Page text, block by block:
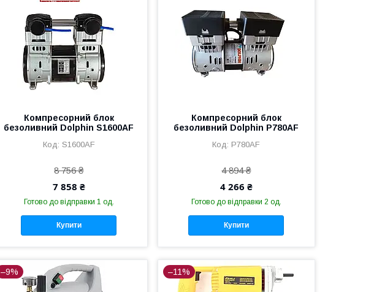
Компресорний блок
безоливний Dolphin S1600AF
S1600AF
8 756 ₴
7 858 ₴
Готово до відправки 1 од.
Купити
Компресорний блок
безоливний Dolphin P780AF
P780AF
4 894 ₴
4 266 ₴
Готово до відправки 2 од.
Купити
–9% –11%